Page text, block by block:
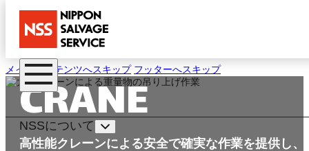
メインコンテンツへスキップ フッターへスキップ
NSSについて
クレーン・重量物搬
CRANE
クレーンリ
高性能クレーンによる安全で確実な作業を提供し、